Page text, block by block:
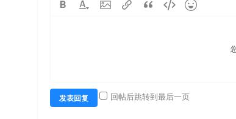
发表回复 回帖后跳转到最后一页